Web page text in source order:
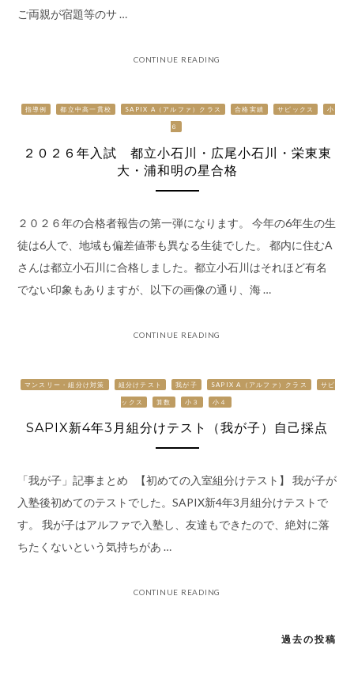
ご両親が宿題等のサ …
CONTINUE READING
指導例 都立中高一貫校 SAPIX Α（アルファ）クラス 合格実績 サピックス 小
６
２０２６年入試 都立小石川・広尾小石川・栄東東
大・浦和明の星合格
２０２６年の合格者報告の第一弾になります。 今年の6年生の生
徒は6人で、地域も偏差値帯も異なる生徒でした。 都内に住むA
さんは都立小石川に合格しました。都立小石川はそれほど有名
でない印象もありますが、以下の画像の通り、海 …
CONTINUE READING
マンスリー・組分け対策 組分けテスト 我が子 SAPIX Α（アルファ）クラス サピ
ックス 算数 小３ 小４
SAPIX新4年3月組分けテスト（我が子）自己採点
「我が子」記事まとめ 【初めての入室組分けテスト】 我が子が
入塾後初めてのテストでした。SAPIX新4年3月組分けテストで
す。 我が子はアルファで入塾し、友達もできたので、絶対に落
ちたくないという気持ちがあ …
CONTINUE READING
過去の投稿